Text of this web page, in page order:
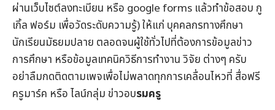
ผ่านเว็บไซต์ลงทะเบียน หรือ google forms แล้วทำข้อสอบ กู
เกิ้ล ฟอร์ม เพื่อวัดระดับความรู้) ให้แก่ บุคคลกรทางศึกษา
นักเรียนมัธยมปลาย ตลอดจนผู้ใช้ทั่วไปที่ต้องการข้อมูลข่าว
การศึกษา หรือข้อมูลเทคนิควิธีการทำงาน วิจัย ต่างๆ ครับ
อย่าลืมกดติดตามเพจเพื่อไม่พลาดทุกการเคลื่อนไหวที่ สื่อฟรี
ครูมาร์ค หรือ ไลน์กลุ่มข่าวอบรมครู